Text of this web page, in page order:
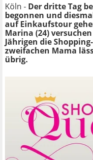
Köln - Der dritte Tag
begonnen und
auf Einkaufstour
Marina (24)
Jährigen die
zweifachen Mama
übrig.